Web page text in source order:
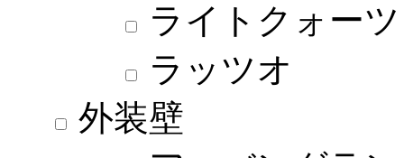
ライトクォーツ
ラッツオ
外装壁